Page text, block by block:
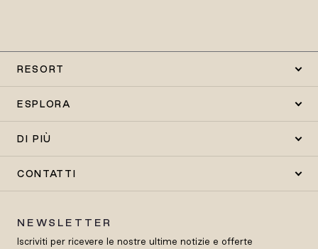
RESORT
ESPLORA
DI PIÙ
CONTATTI
NEWSLETTER
Iscriviti per ricevere le nostre ultime notizie e offerte